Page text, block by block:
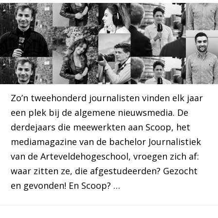
Zo’n tweehonderd journalisten vinden elk jaar
een plek bij de algemene nieuwsmedia. De
derdejaars die meewerkten aan Scoop, het
mediamagazine van de bachelor Journalistiek
van de Arteveldehogeschool, vroegen zich af:
waar zitten ze, die afgestudeerden? Gezocht
en gevonden! En Scoop? …